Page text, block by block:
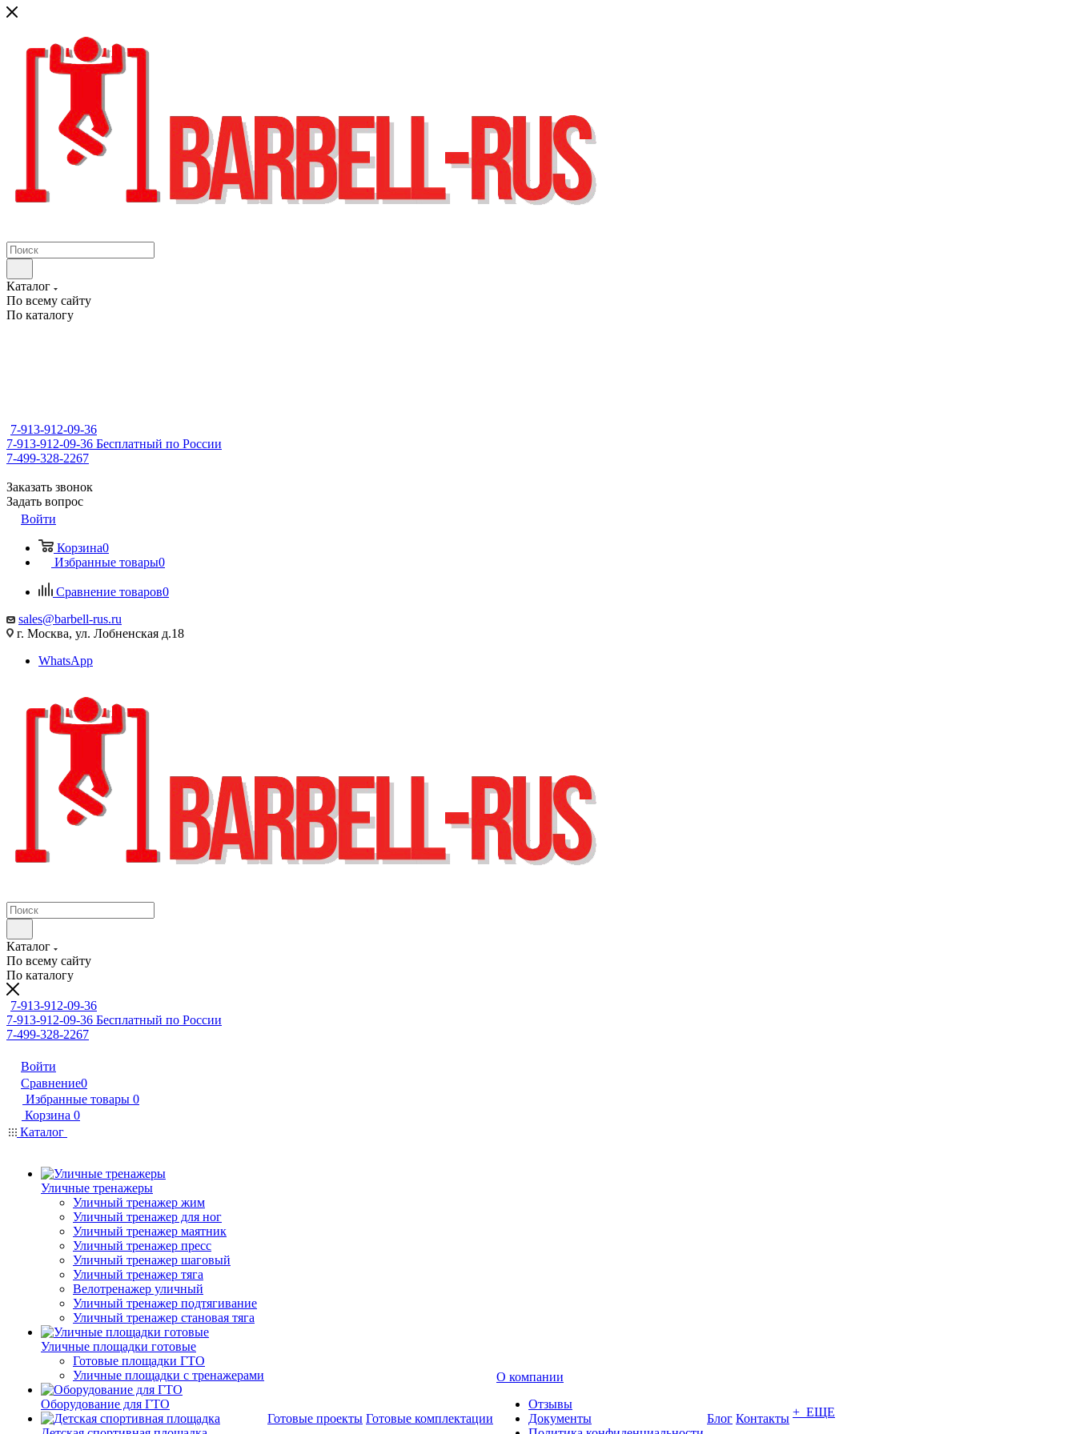
Каталог
По всему сайту
По каталогу
7-913-912-09-36
7-913-912-09-36 Бесплатный по России
7-499-328-2267
Заказать звонок
Задать вопрос
Войти
Корзина0
Избранные товары0
Сравнение товаров0
sales@barbell-rus.ru
г. Москва, ул. Лобненская д.18
WhatsApp
Каталог
По всему сайту
По каталогу
7-913-912-09-36
7-913-912-09-36 Бесплатный по России
7-499-328-2267
Войти
Сравнение0
Избранные товары 0
Корзина 0
Каталог
Уличные тренажеры
Уличный тренажер жим
Уличный тренажер для ног
Уличный тренажер маятник
Уличный тренажер пресс
Уличный тренажер шаговый
Уличный тренажер тяга
Велотренажер уличный
Уличный тренажер подтягивание
Уличный тренажер становая тяга
Уличные площадки готовые
Готовые площадки ГТО
Уличные площадки с тренажерами
Оборудование для ГТО
Готовые проекты Готовые комплектации
О компании
Отзывы
Документы
Блог Контакты + ЕЩЕ